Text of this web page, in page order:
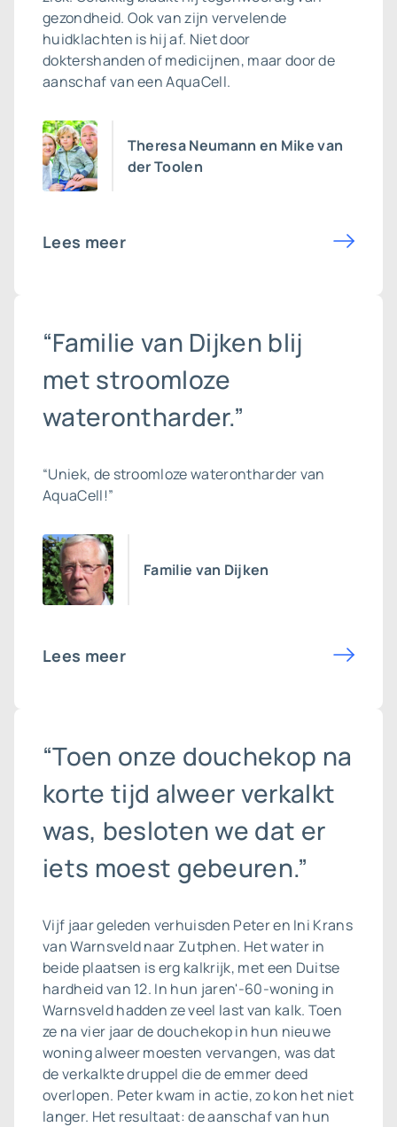
gezondheid. Ook van zijn vervelende
huidklachten is hij af. Niet door
doktershanden of medicijnen, maar door de
aanschaf van een AquaCell.
Theresa Neumann en Mike van
der Toolen
Lees meer
“Familie van Dijken blij
met stroomloze
waterontharder.”
“Uniek, de stroomloze waterontharder van
AquaCell!”
Familie van Dijken
Lees meer
“Toen onze douchekop na
korte tijd alweer verkalkt
was, besloten we dat er
iets moest gebeuren.”
Vijf jaar geleden verhuisden Peter en Ini Krans
van Warnsveld naar Zutphen. Het water in
beide plaatsen is erg kalkrijk, met een Duitse
hardheid van 12. In hun jaren'-60-woning in
Warnsveld hadden ze veel last van kalk. Toen
ze na vier jaar de douchekop in hun nieuwe
woning alweer moesten vervangen, was dat
de verkalkte druppel die de emmer deed
overlopen. Peter kwam in actie, zo kon het niet
langer. Het resultaat: de aanschaf van hun